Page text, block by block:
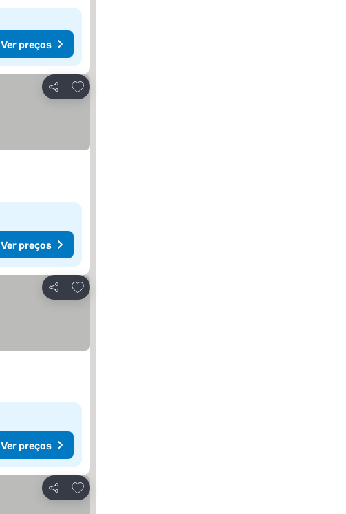
Ver preços
Partilhar
Adicionar aos favoritos
Ver preços
Partilhar
Adicionar aos favoritos
Ver preços
Partilhar
Adicionar aos favoritos